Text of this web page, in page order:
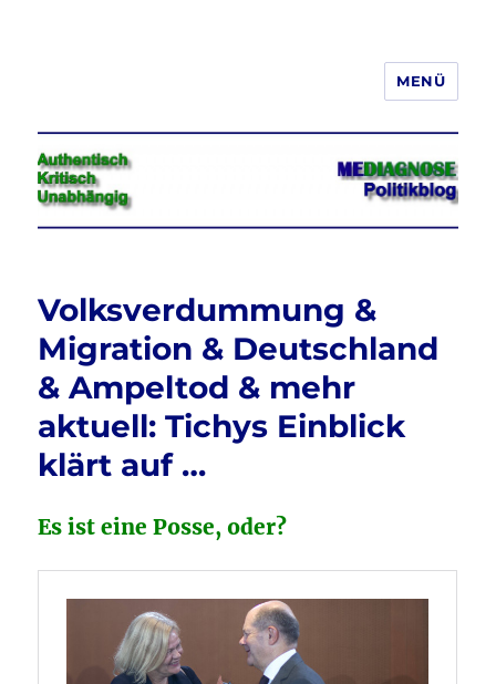
Jeder hat das Recht, seine
Meinung in Wort, Schrift und Bild
frei zu äußern und zu verbreiten
MENÜ
Volksverdummung &
Migration & Deutschland
& Ampeltod & mehr
aktuell: Tichys Einblick
klärt auf …
Es ist eine Posse, oder?